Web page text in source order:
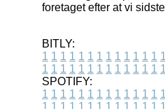
foretaget efter at vi
BITLY:
1 1 1 1 1 1 1 1 1 1 1 1 1 1
1 1 1 1 1 1 1 1 1 1 1 1 1 1
SPOTIFY:
1 1 1 1 1 1 1 1 1 1 1 1 1 1
1 1 1 1 1 1 1 1 1 1 1 1 1 1